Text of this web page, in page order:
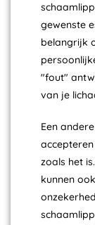
gewenste
belangrijk
"fout"
van je
Een
zoals het
kunnen